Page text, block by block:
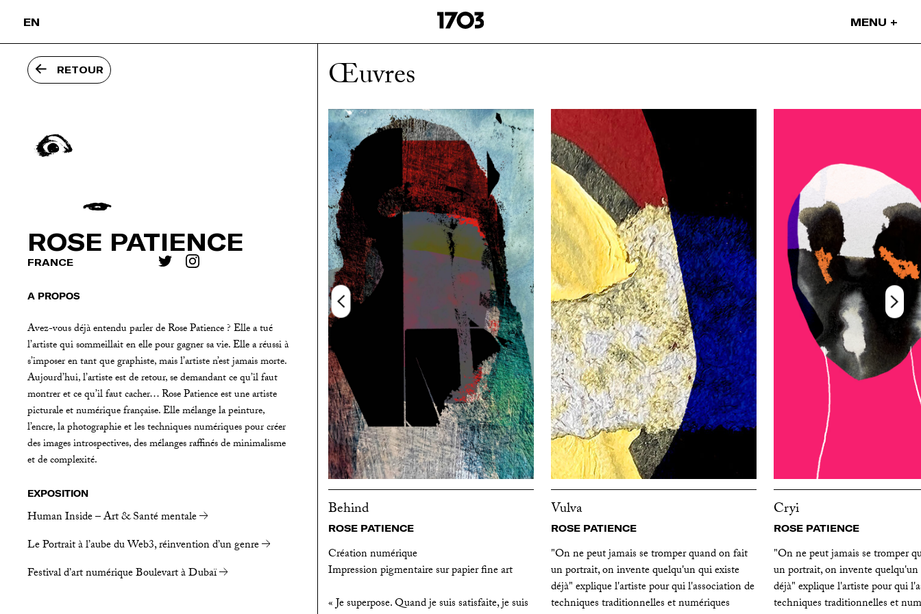
l'intro
EN MENU
On parle de nous
RETOUR
ROSE PATIENCE
FRANCE
À PROPOS
Avez-vous déjà entendu parler de Rose Patience ? Elle a tué
l’artiste qui sommeillait en elle pour gagner sa vie. Elle a réussi à
s’imposer en tant que graphiste, mais l’artiste n’est jamais morte.
Aujourd’hui, l’artiste est de retour, se demandant ce qu’il faut
montrer et ce qu’il faut cacher… Rose Patience est une artiste
picturale et numérique française. Elle mélange la peinture,
l’encre, la photographie et les techniques numériques pour créer
des images introspectives, des mélanges raffinés de minimalisme
et de complexité.
EXPOSITION
Human Inside – Art & Santé mentale
Le Portrait à l’aube du Web3, réinvention d’un genre
Festival d’art numérique Boulevart à Dubaï
Œuvres
Behind
ROSE PATIENCE
Création numérique
Impression pigmentaire sur papier fine art
« Je superpose. Quand je suis satisfaite, je suis
Vulva
ROSE PATIENCE
"On ne peut jamais se tromper quand on fait
un portrait, on invente quelqu'un qui existe
déjà" explique l'artiste pour qui l'association de
techniques traditionnelles et numériques
Cryi
ROSE PATIENCE
"On ne peut jamais se tromper
un portrait, on invente quelqu'un
déjà" explique l'artiste pour qui
techniques traditionnelles et